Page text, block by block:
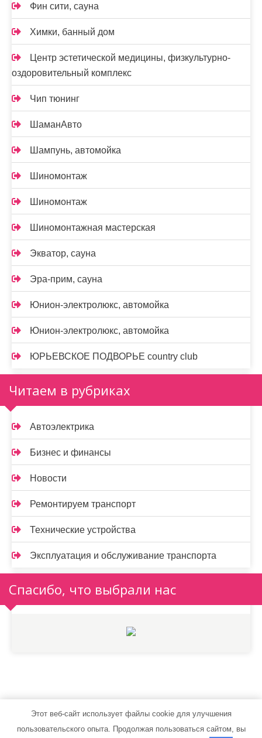
Фин сити, сауна
Химки, банный дом
Центр эстетической медицины, физкультурно-
оздоровительный комплекс
Чип тюнинг
ШаманАвто
Шампунь, автомойка
Шиномонтаж
Шиномонтаж
Шиномонтажная мастерская
Экватор, сауна
Эра-прим, сауна
Юнион-электролюкс, автомойка
Юнион-электролюкс, автомойка
ЮРЬЕВСКОЕ ПОДВОРЬЕ country club
Читаем в рубриках
Автоэлектрика
Бизнес и финансы
Новости
Ремонтируем транспорт
Технические устройства
Эксплуатация и обслуживание транспорта
Спасибо, что выбрали нас
autostylent.ru - Работает на WordPress
Этот веб-сайт использует файлы cookie для улучшения
пользовательского опыта. Продолжая пользоваться сайтом, вы